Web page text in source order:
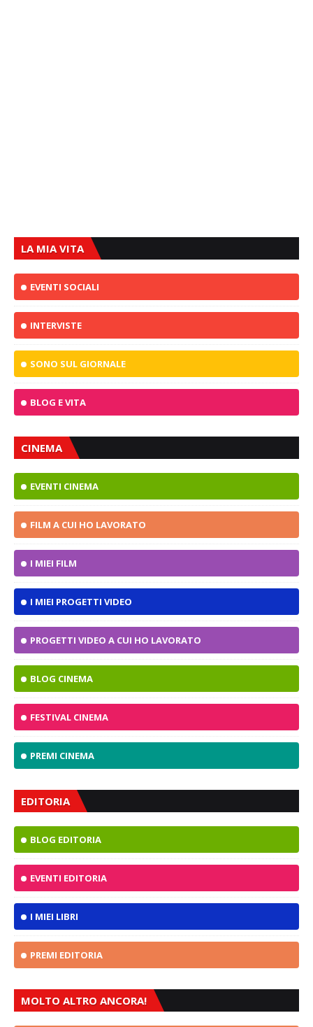
LA MIA VITA
EVENTI SOCIALI
INTERVISTE
SONO SUL GIORNALE
BLOG E VITA
CINEMA
EVENTI CINEMA
FILM A CUI HO LAVORATO
I MIEI FILM
I MIEI PROGETTI VIDEO
PROGETTI VIDEO A CUI HO LAVORATO
BLOG CINEMA
FESTIVAL CINEMA
PREMI CINEMA
EDITORIA
BLOG EDITORIA
EVENTI EDITORIA
I MIEI LIBRI
PREMI EDITORIA
MOLTO ALTRO ANCORA!